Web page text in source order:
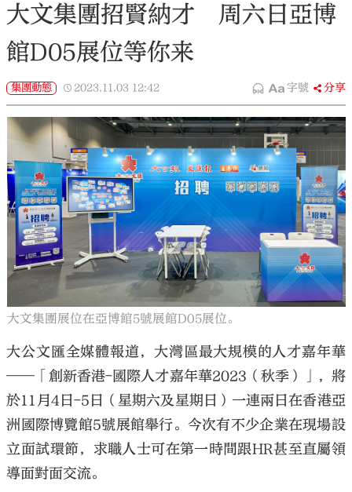
大文集團招賢納才 周六日亞博
館D05展位等你来
集團動態 2023.11.03 12:42 字號 分享
大文集團展位在亞博館5號展館D05展位。
大公文匯全媒體報道，大灣區最大規模的人才嘉年華
——「創新香港-國際人才嘉年華2023（秋季）」，將
於11月4日-5日（星期六及星期日）一連兩日在香港亞
洲國際博覽館5號展館舉行。今次有不少企業在現場設
立面試環節，求職人士可在第一時間跟HR甚至直屬領
導面對面交流。